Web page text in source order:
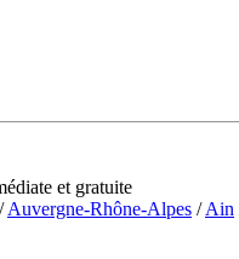
et gratuite
/Auvergne-Rhône-Alpes /Ain